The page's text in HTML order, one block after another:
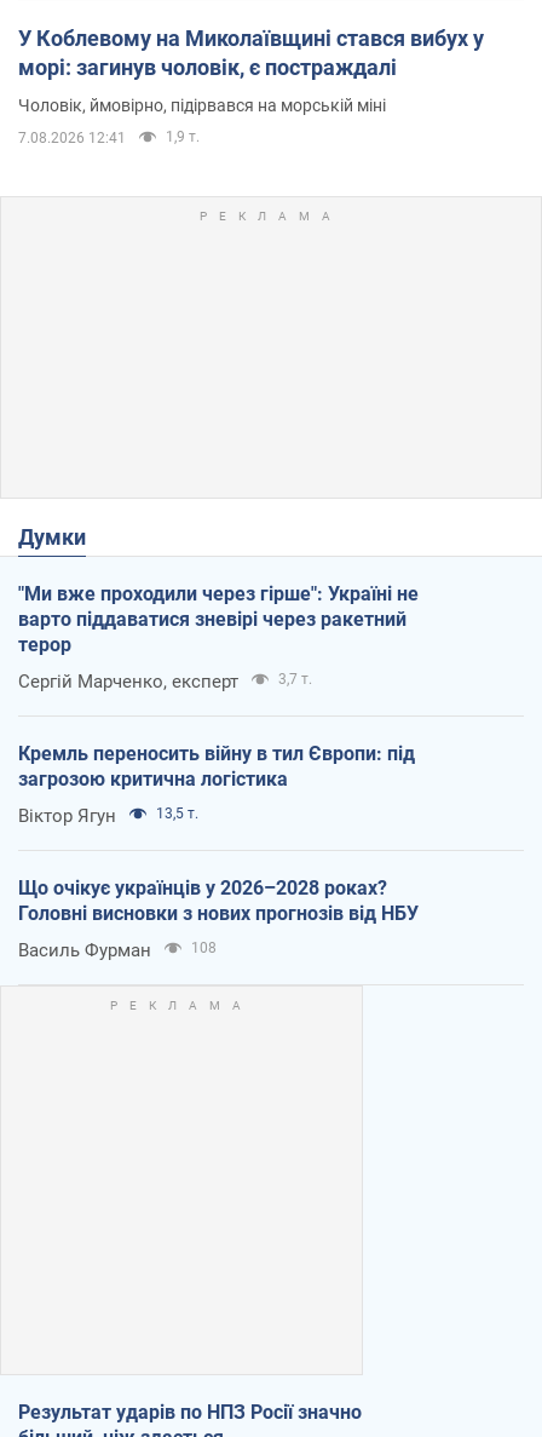
У Коблевому на Миколаївщині стався вибух у
морі: загинув чоловік, є постраждалі
Чоловік, ймовірно, підірвався на морській міні
7.08.2026 12:41 1,9 т.
Думки
"Ми вже проходили через гірше": Україні не
варто піддаватися зневірі через ракетний
терор
Сергій Марченко, експерт 3,7 т.
Кремль переносить війну в тил Європи: під
загрозою критична логістика
Віктор Ягун 13,5 т.
Що очікує українців у 2026–2028 роках?
Головні висновки з нових прогнозів від НБУ
Василь Фурман 108
Результат ударів по НПЗ Росії значно